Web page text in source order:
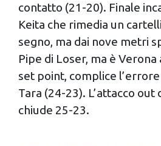
contatto (21-20). Finale
Keita che rimedia un
segno, ma dai nove metri
Pipe di Loser, ma è
set point, complice
Tara (24-23). L’attacco out
chiude 25-23.